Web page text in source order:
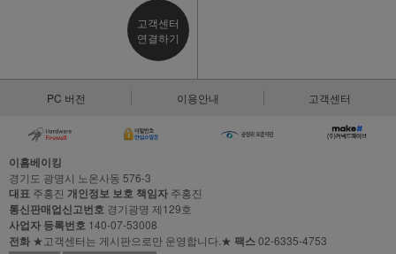
고객센터
연결하기
PC 버전 이용안내 고객센터
이홈베이킹
경기도 광명시 노온사동 576-3
대표 주홍진 개인정보 보호 책임자 주홍진
통신판매업신고번호 경기광명 제129호
사업자 등록번호 140-07-53008
전화 ★고객센터는 게시판으로만 운영합니다.★ 팩스02-6335-4753